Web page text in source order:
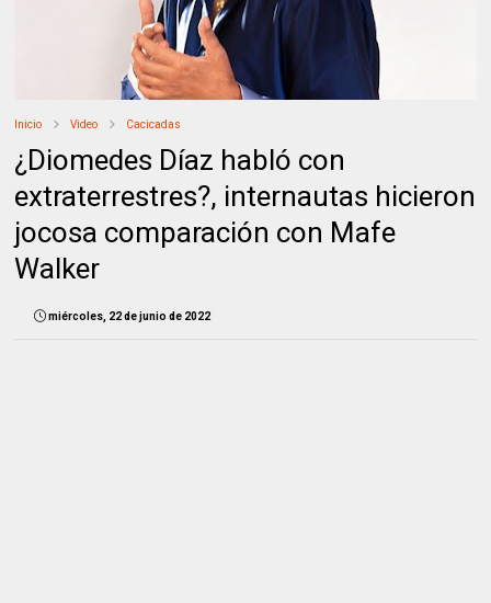
Inicio Video Cacicadas
¿Diomedes Díaz habló con
extraterrestres?, internautas hicieron
jocosa comparación con Mafe
Walker
miércoles, 22 de junio de 2022